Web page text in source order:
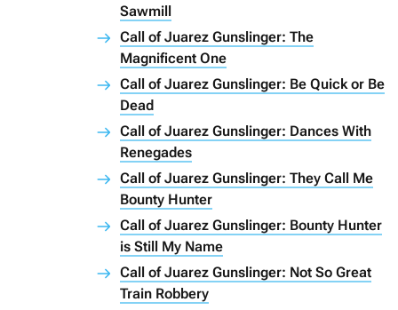
Sawmill
Call of Juarez Gunslinger: The
Magnificent One
Call of Juarez Gunslinger: Be Quick or Be
Dead
Call of Juarez Gunslinger: Dances With
Renegades
Call of Juarez Gunslinger: They Call Me
Bounty Hunter
Call of Juarez Gunslinger: Bounty Hunter
is Still My Name
Call of Juarez Gunslinger: Not So Great
Train Robbery